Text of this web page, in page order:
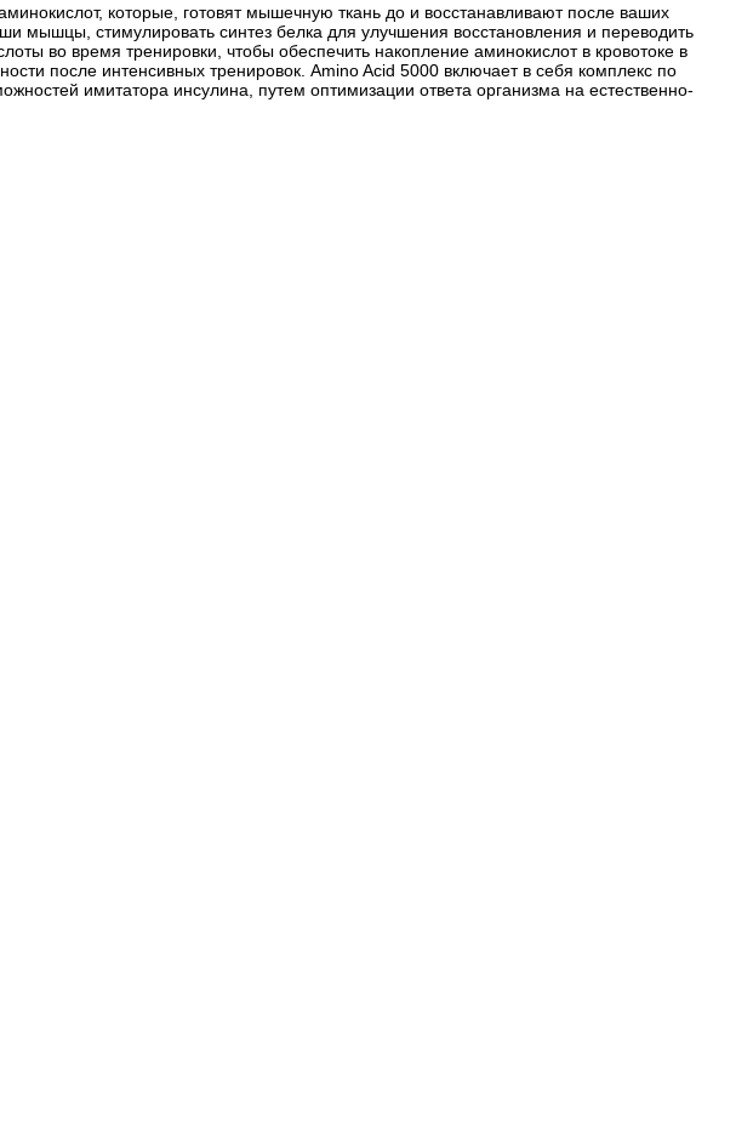
которые, готовят мышечную ткань до и восстанавливают после ваших
мышцы, стимулировать синтез белка для улучшения восстановления и переводить
во время тренировки, чтобы обеспечить накопление аминокислот в кровотоке в
после интенсивных тренировок. Amino Acid 5000 включает в себя комплекс по
имитатора инсулина, путем оптимизации ответа организма на естественно-